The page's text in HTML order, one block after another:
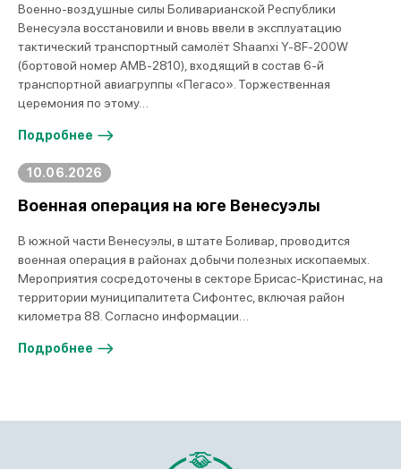
Военно-воздушные силы Боливарианской Республики
Венесуэла восстановили и вновь ввели в эксплуатацию
тактический транспортный самолёт Shaanxi Y-8F-200W
(бортовой номер AMB-2810), входящий в состав 6-й
транспортной авиагруппы «Пегасо». Торжественная
церемония по этому…
Подробнее
10.06.2026
Военная операция на юге Венесуэлы
В южной части Венесуэлы, в штате Боливар, проводится
военная операция в районах добычи полезных ископаемых.
Мероприятия сосредоточены в секторе Брисас-Кристинас, на
территории муниципалитета Сифонтес, включая район
километра 88. Согласно информации…
Подробнее